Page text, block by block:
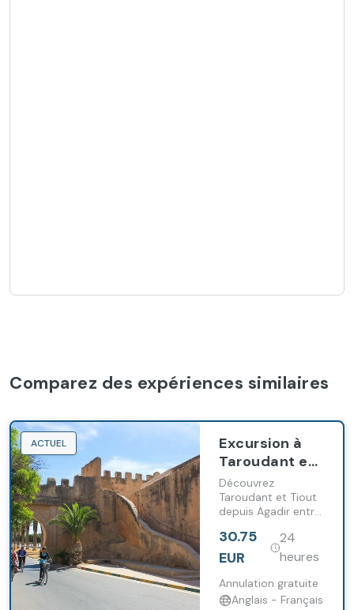
Comparez des expériences similaires
ACTUEL
Excursion à
Taroudant et
Tiout avec
déjeuner
depuis Agadir
Découvrez
Taroudant et Tiout
depuis Agadir entre
historique et
déjeuner berbère
30.75
EUR
24
heures
Annulation gratuite
Anglais - Français